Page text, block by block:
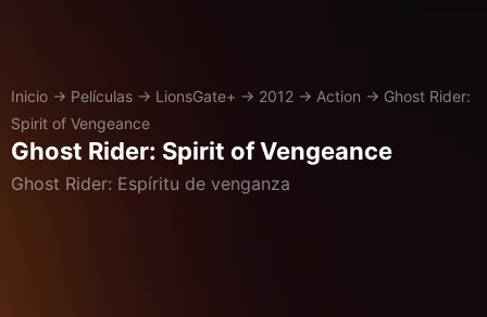
Inicio → Películas → LionsGate+ → 2012 → Action → Ghost Rider:
Spirit of Vengeance
Ghost Rider: Spirit of Vengeance
Ghost Rider: Espíritu de venganza